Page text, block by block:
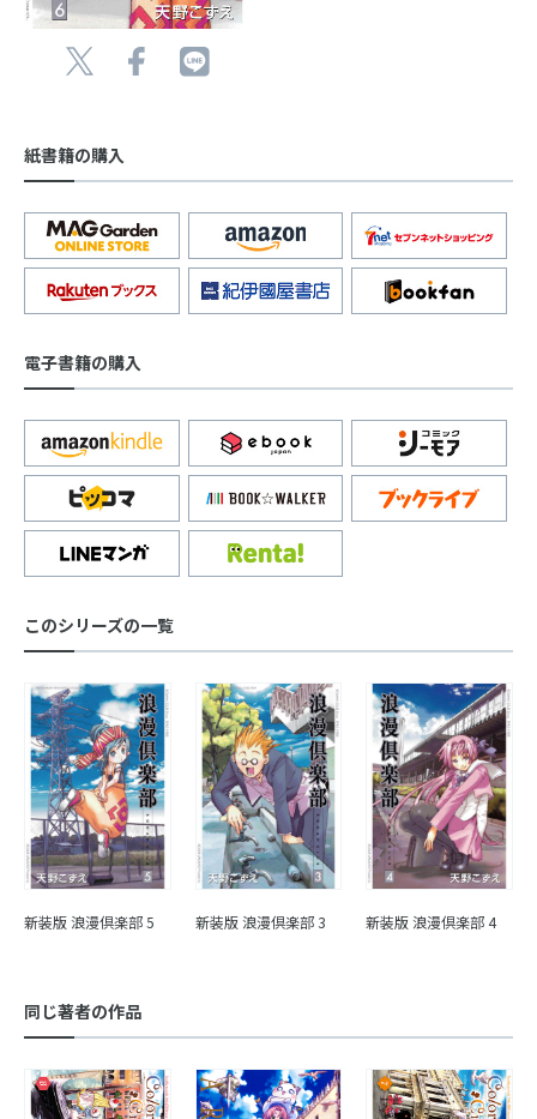
紙書籍の購入
電子書籍の購入
このシリーズの一覧
新装版 浪漫倶楽部 5 新装版 浪漫倶楽部 3 新装版 浪漫倶楽部 4
同じ著者の作品